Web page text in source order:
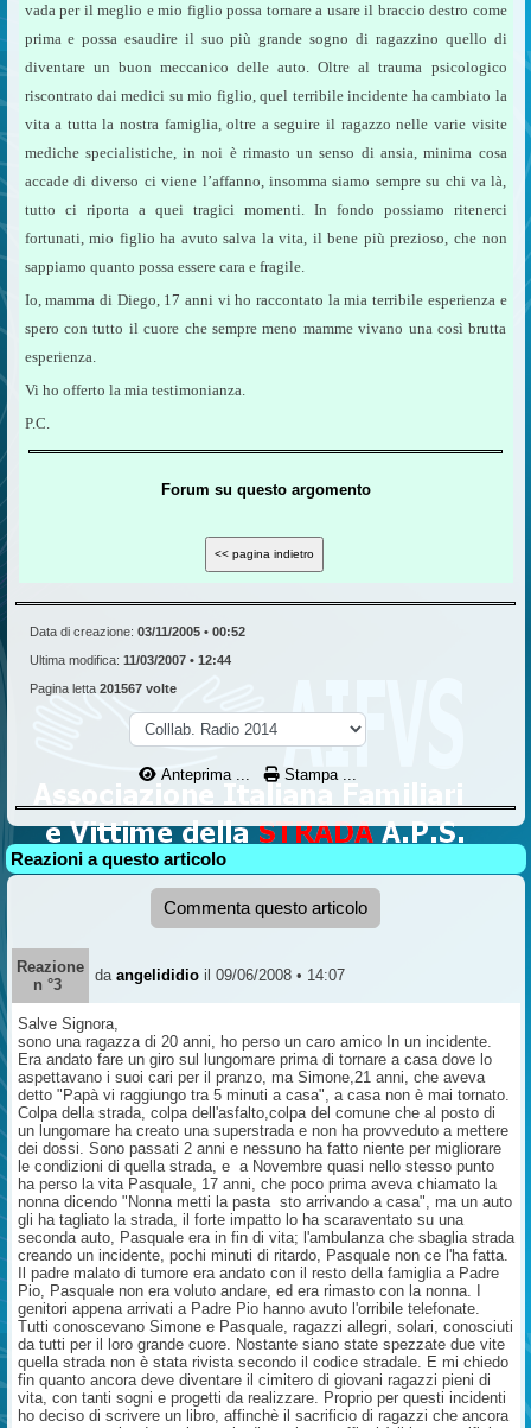
vada per il meglio e mio figlio possa tornare a usare il braccio destro come
prima e possa esaudire il suo più grande sogno di ragazzino quello di
diventare un buon meccanico delle auto. Oltre al trauma psicologico
riscontrato dai medici su mio figlio, quel terribile incidente ha cambiato la
vita a tutta la nostra famiglia, oltre a seguire il ragazzo nelle varie visite
mediche specialistiche, in noi è rimasto un senso di ansia, minima cosa
accade di diverso ci viene l’affanno, insomma siamo sempre su chi va là,
tutto ci riporta a quei tragici momenti. In fondo possiamo ritenerci
fortunati, mio figlio ha avuto salva la vita, il bene più prezioso, che non
sappiamo quanto possa essere cara e fragile.
Io, mamma di Diego, 17 anni vi ho raccontato la mia terribile esperienza e
spero con tutto il cuore che sempre meno mamme vivano una così brutta
esperienza.
Vi ho offerto la mia testimonianza.
P.C.
Forum su questo argomento
Data di creazione: 03/11/2005 • 00:52
Ultima modifica: 11/03/2007 • 12:44
Pagina letta 201567 volte
Anteprima ... Stampa ...
Reazioni a questo articolo
Commenta questo articolo
Reazione
n °3
da angelididio il 09/06/2008 • 14:07
Salve Signora,
sono una ragazza di 20 anni, ho perso un caro amico In un incidente.
Era andato fare un giro sul lungomare prima di tornare a casa dove lo
aspettavano i suoi cari per il pranzo, ma Simone,21 anni, che aveva
detto "Papà vi raggiungo tra 5 minuti a casa", a casa non è mai tornato.
Colpa della strada, colpa dell'asfalto,colpa del comune che al posto di
un lungomare ha creato una superstrada e non ha provveduto a mettere
dei dossi. Sono passati 2 anni e nessuno ha fatto niente per migliorare
le condizioni di quella strada, e a Novembre quasi nello stesso punto
ha perso la vita Pasquale, 17 anni, che poco prima aveva chiamato la
nonna dicendo "Nonna metti la pasta sto arrivando a casa", ma un auto
gli ha tagliato la strada, il forte impatto lo ha scaraventato su una
seconda auto, Pasquale era in fin di vita; l'ambulanza che sbaglia strada
creando un incidente, pochi minuti di ritardo, Pasquale non ce l'ha fatta.
Il padre malato di tumore era andato con il resto della famiglia a Padre
Pio, Pasquale non era voluto andare, ed era rimasto con la nonna. I
genitori appena arrivati a Padre Pio hanno avuto l'orribile telefonate.
Tutti conoscevano Simone e Pasquale, ragazzi allegri, solari, conosciuti
da tutti per il loro grande cuore. Nostante siano state spezzate due vite
quella strada non è stata rivista secondo il codice stradale. E mi chiedo
fin quanto ancora deve diventare il cimitero di giovani ragazzi pieni di
vita, con tanti sogni e progetti da realizzare. Proprio per questi incidenti
ho deciso di scrivere un libro, affinchè il sacrificio di ragazzi che ancora